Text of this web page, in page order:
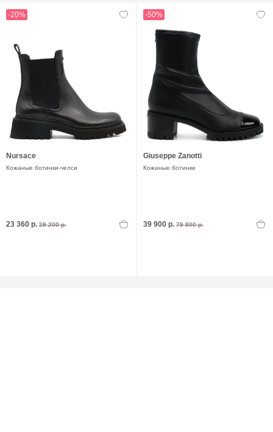
-20%
Nursace
Кожаные ботинки-челси
23 360 р. 29 200 р.
-50%
Giuseppe Zanotti
Кожаные ботинки
39 900 р. 79 800 р.